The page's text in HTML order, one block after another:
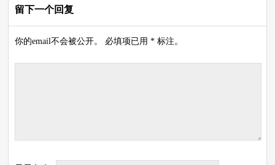
留下一个回复
你的email不会被公开。 必填项已用 * 标注。